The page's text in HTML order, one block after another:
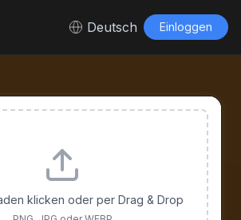
Deutsch Einloggen
klicken oder per Drag & Drop